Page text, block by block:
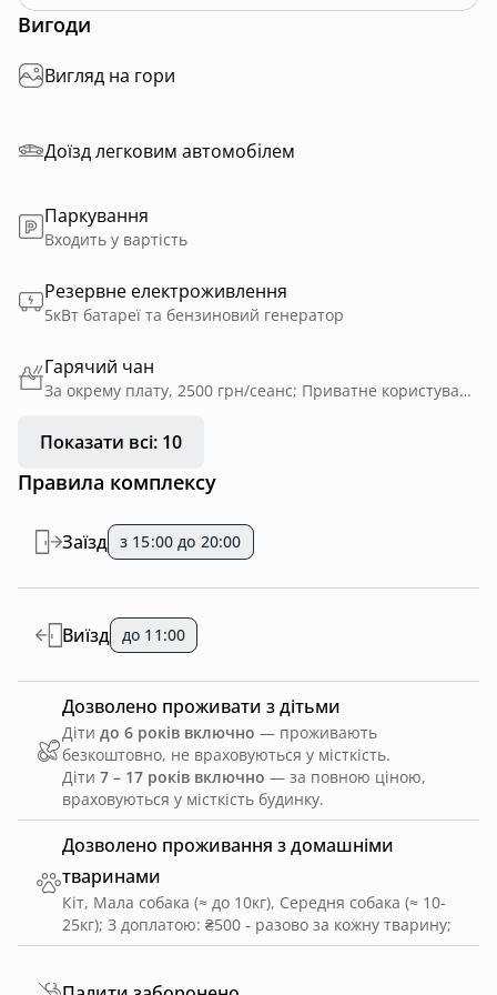
України грязьовий вулкан «Старуня»; Пнівський
замок; один з найдовших підвісних мостів в Україні;
релігійне місце із найбільшим в Україні ажурним
Забудьте про шум та стрес, час тут не має значення.
Запрошуємо!
Вигоди
Вигляд на гори
Доїзд легковим автомобілем
Паркування
Входить у вартість
Резервне електроживлення
5кВт батареї та бензиновий генератор
Гарячий чан
За окрему плату, 2500 грн/сеанс; Приватне користування; Доступно цілий рік; На дровах
Показати всі: 10
Правила комплексу
Дозволено проживання з домашніми
тваринами
Кіт, Мала собака (≈ до 10кг), Середня собака (≈ 10-
25кг); З доплатою: ₴500 - разово за кожну тварину;
Заїзд з 15:00 до 20:00
Виїзд до 11:00
Дозволено проживати з дітьми
Діти до 6 років включно — проживають
безкоштовно, не враховуються у місткість.
Діти 7 – 17 років включно — за повною ціною,
враховуються у місткість будинку.